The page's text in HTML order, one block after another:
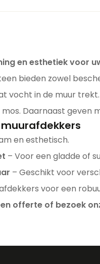
en esthetiek voor
bieden zowel
vocht in de muur
Daarnaast geven
en esthetisch.
– Voor een gladde of
– Geschikt voor
voor een
offerte of bezoek